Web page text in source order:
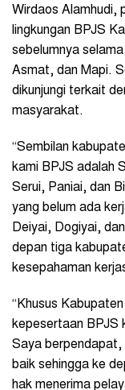
Wirdaos Alamhudi,
lingkungan BPJS
sebelumnya
Asmat, dan Mapi.
dikunjungi terkait
masyarakat.
“Sembilan
kami BPJS adalah
Serui, Paniai, dan
yang belum ada
Deiyai, Dogiyai,
depan tiga
kesepahaman
“Khusus
kepesertaan BPJS
Saya berpendapat,
baik sehingga ke
hak menerima